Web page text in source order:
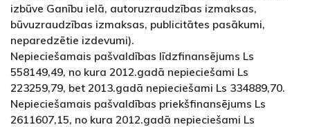
izbūve Ganību ielā, autoruzraudzības izmaksas,
būvuzraudzības izmaksas, publicitātes pasākumi,
neparedzētie izdevumi).
Nepieciešamais pašvaldības līdzfinansējums Ls
558149,49, no kura 2012.gadā nepieciešami Ls
223259,79, bet 2013.gadā nepieciešami Ls 334889,70.
Nepieciešamais pašvaldības priekšfinansējums Ls
2611607,15, no kura 2012.gadā nepieciešami Ls